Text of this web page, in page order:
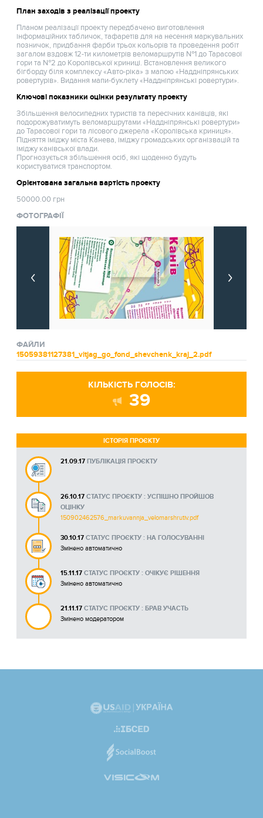
План заходів з реалізації проекту
Планом реалізації проекту передбачено виготовлення
інформаційних табличок, тафаретів для на несення маркувальних
позничок, придбання фарби трьох кольорів та проведення робіт
загалом вздовж 12-ти километрів веломаршрутів №1 до Тарасової
гори та №2 до Королівської криниці. Встановлення великого
бігборду біля комплексу «Авто-ріка» з мапою «Наддніпрянських
ровертурів». Видання мапи-буклету «Наддніпрянські ровертури».
Ключові показники оцінки результату проекту
Збільшення велосипедних туристів та пересічних канівців, які
подорожуватимуть веломаршрутами «Наддніпрянські ровертури»
до Тарасової гори та лісового джерела «Королівська криниця».
Підняття іміджу міста Канева, іміджу громадських організвацій та
іміджу канівської влади.
Прогнозується збільшення осіб, які щоденно будуть
користуватися транспортом.
Орієнтована загальна вартість проекту
50000.00 грн
ФОТОГРАФІЇ
ФАЙЛИ
15059381127381_vitjag_go_fond_shevchenk_kraj_2.pdf
КІЛЬКІСТЬ ГОЛОСІВ:
39
ІСТОРІЯ ПРОЄКТУ
21.09.17 ПУБЛІКАЦІЯ ПРОЄКТУ
26.10.17 СТАТУС ПРОЄКТУ : УСПІШНО ПРОЙШОВ
ОЦІНКУ
150902462576_markuvannja_velomarshrutiv.pdf
30.10.17 СТАТУС ПРОЄКТУ : НА ГОЛОСУВАННІ
Змінено автоматично
15.11.17 СТАТУС ПРОЄКТУ : ОЧІКУЄ РІШЕННЯ
Змінено автоматично
21.11.17 СТАТУС ПРОЄКТУ : БРАВ УЧАСТЬ
Змінено модератором